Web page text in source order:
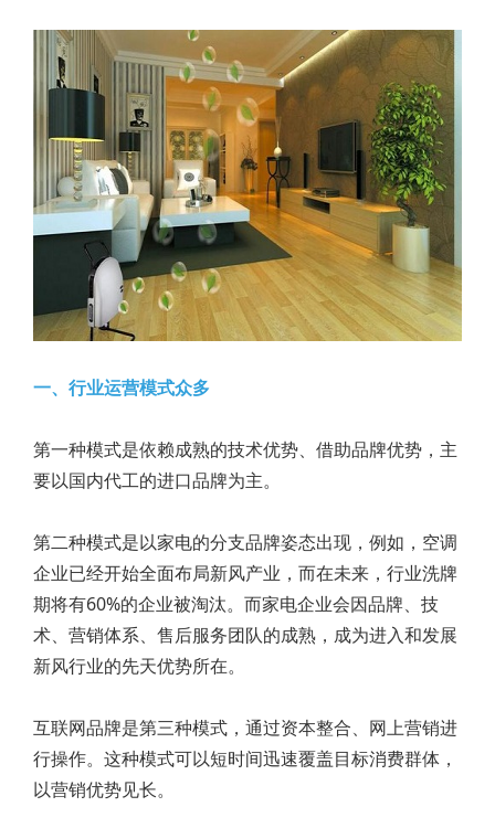
一、行业运营模式众多
第一种模式是依赖成熟的技术优势、借助品牌优势，主
要以国内代工的进口品牌为主。
第二种模式是以家电的分支品牌姿态出现，例如，空调
企业已经开始全面布局新风产业，而在未来，行业洗牌
期将有60%的企业被淘汰。而家电企业会因品牌、技
术、营销体系、售后服务团队的成熟，成为进入和发展
新风行业的先天优势所在。
互联网品牌是第三种模式，通过资本整合、网上营销进
行操作。这种模式可以短时间迅速覆盖目标消费群体，
以营销优势见长。